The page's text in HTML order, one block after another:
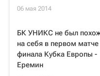
06 мая 2014
БК УНИКС не был
на себя в первом матче
финала Кубка Европы -
Еремин